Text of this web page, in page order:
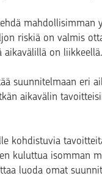
riskiä on valmis
on liikkeellä.
suunnitelmaan eri
aikavälin
kohdistuvia
kuluttua isomman
luoda omat